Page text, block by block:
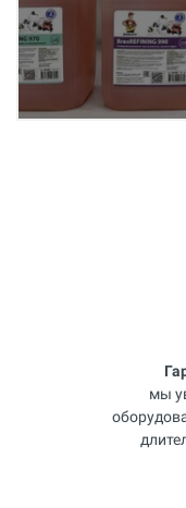
мы